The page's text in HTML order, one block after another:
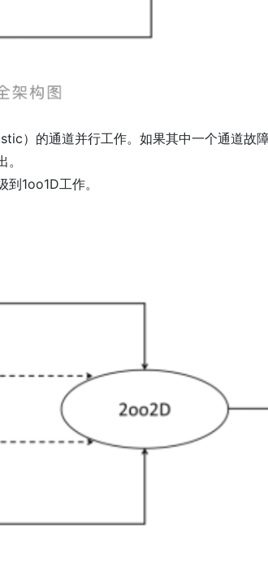
）的通道并行工作。如果其中一个通道故
1oo1D工作。